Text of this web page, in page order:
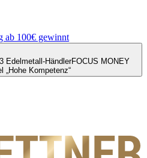
ab 100€ gewinnt
Edelmetall-HändlerFOCUS MONEY
„Hohe Kompetenz“